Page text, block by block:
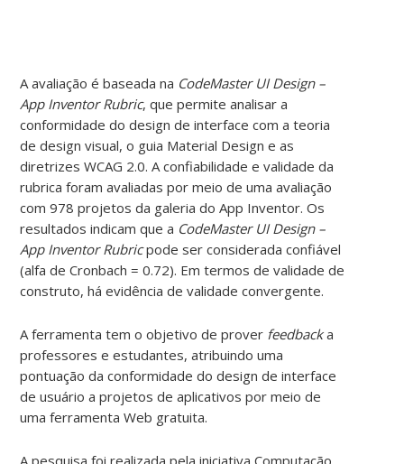
A avaliação é baseada na CodeMaster UI Design –
App Inventor Rubric, que permite analisar a
conformidade do design de interface com a teoria
de design visual, o guia Material Design e as
diretrizes WCAG 2.0. A confiabilidade e validade da
rubrica foram avaliadas por meio de uma avaliação
com 978 projetos da galeria do App Inventor. Os
resultados indicam que a CodeMaster UI Design –
App Inventor Rubricpode ser considerada confiável
(alfa de Cronbach = 0.72). Em termos de validade de
construto, há evidência de validade convergente.
A ferramenta tem o objetivo de prover feedbacka
professores e estudantes, atribuindo uma
pontuação da conformidade do design de interface
de usuário a projetos de aplicativos por meio de
uma ferramenta Web gratuita.
A pesquisa foi realizada pela iniciativa Computação